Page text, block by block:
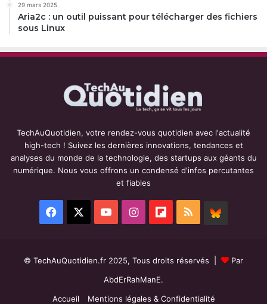
29 mars 2025
Aria2c : un outil puissant pour télécharger des fichiers
sous Linux
TechAuQuotidien, votre rendez-vous quotidien avec l'actualité
high-tech ! Suivez les dernières innovations, tendances et
analyses du monde de la technologie, des startups aux géants du
numérique. Nous vous offrons un condensé d'infos percutantes
et fiables
Facebook YouTubeInstagramFlipboard
RSS
© TechAuQuotidien.fr 2025, Tous droits réservés |
Par
AbdErRahManE.
Accueil
Mentions légales & Confidentialité